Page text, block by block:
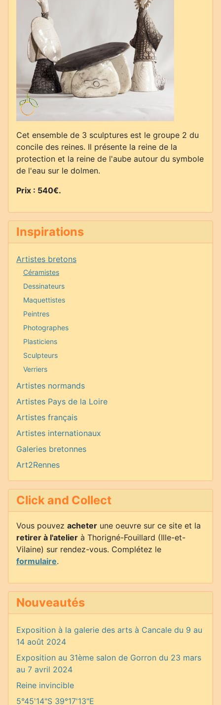
Cet ensemble de 3 sculptures est le groupe 2 du
concile des reines. Il présente la reine de la
protection et la reine de l'aube autour du symbole
de l'eau sur le dolmen.
Prix : 540€.
Inspirations
Artistes bretons
Céramistes
Dessinateurs
Maquettistes
Peintres
Photographes
Plasticiens
Sculpteurs
Verriers
Artistes normands
Artistes Pays de la Loire
Artistes français
Artistes internationaux
Galeries bretonnes
Art2Rennes
Click and Collect
Vous pouvez acheter une oeuvre sur ce site et la
retirer à l'atelier à Thorigné-Fouillard (Ille-et-
Vilaine) sur rendez-vous. Complétez le
formulaire.
Nouveautés
Exposition à la galerie des arts à Cancale du 9 au
14 août 2024
Exposition au 31ème salon de Gorron du 23 mars
au 7 avril 2024
Reine invincible
5°45'14"S 39°17'13"E